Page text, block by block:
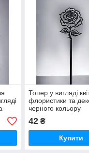
Топер у вигляді
флористики та
черного кольору
42₴
Купити